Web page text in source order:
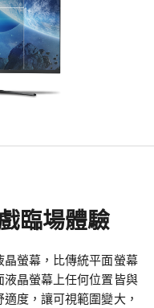
臨場體驗
螢幕，比傳統平面螢幕
晶螢幕上任何位置皆與
度，讓可視範圍變大，